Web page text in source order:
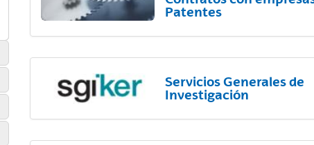
Patentes
Servicios Generales de
Investigación